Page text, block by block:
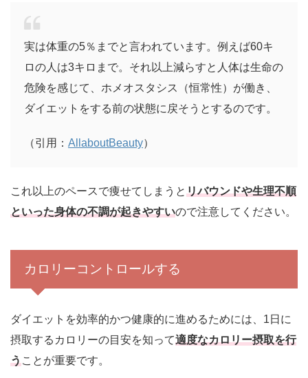
実は体重の5％までと言われています。例えば60キ
ロの人は3キロまで。それ以上減らすと人体は生命の
危険を感じて、ホメオスタシス（恒常性）が働き、
ダイエットをする前の状態に戻そうとするのです。
（引用： AllaboutBeauty）
これ以上のペースで痩せてしまうとリバウンドや生理不順
といった身体の不調が起きやすいので注意してください。
カロリーコントロールする
ダイエットを効率的かつ健康的に進めるためには、1日に
摂取するカロリーの目安を知って適度なカロリー摂取を行
うことが重要です。